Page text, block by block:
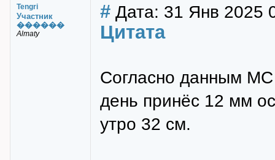
Tengri
Участник
������
Almaty
# Дата: 31 Янв 2025
Цитата
Согласно данным МС
день принёс 12 мм
утро 32 см.